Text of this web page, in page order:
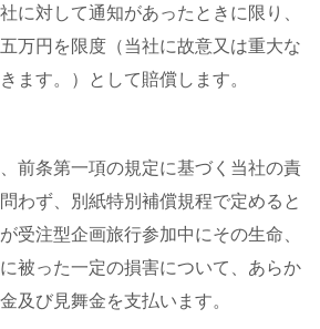
に対して通知があったときに限り、
万円を限度（当社に故意又は重大な
ます。）として賠償します。
前条第一項の規定に基づく当社の責
わず、別紙特別補償規程で定めると
受注型企画旅行参加中にその生命、
被った一定の損害について、あらか
及び見舞金を支払います。